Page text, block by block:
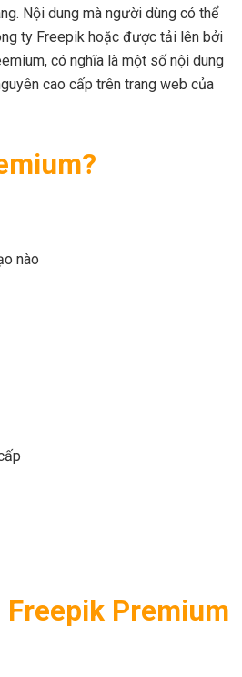
Nội dung mà người dùng có thể
ty Freepik hoặc được tải lên bởi
có nghĩa là một số nội dung
cao cấp trên trang web của
nào
Premium